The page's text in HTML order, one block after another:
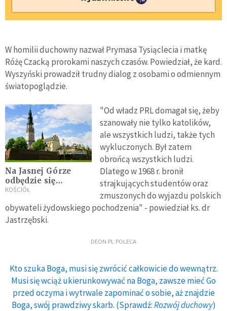
W homilii duchowny nazwał Prymasa Tysiąclecia i matkę
Różę Czacką prorokami naszych czasów. Powiedział, że kard.
Wyszyński prowadził trudny dialog z osobami o odmiennym
światopoglądzie.
Na Jasnej Górze
odbędzie się
narodowe
beatyfikację kard.
Wyszyńskiego
KOŚCIÓŁ
"Od władz PRL domagał się, żeby
szanowały nie tylko katolików,
ale wszystkich ludzi, także tych
wykluczonych. Był zatem
obrońcą wszystkich ludzi.
Dlatego w 1968 r. bronił
strajkujących studentów oraz
zmuszonych do wyjazdu polskich
obywateli żydowskiego pochodzenia" - powiedział ks. dr
Jastrzębski.
DEON.PL POLECA
Kto szuka Boga, musi się zwrócić całkowicie do wewnątrz.
Musi się wciąż ukierunkowywać na Boga, zawsze mieć Go
przed oczyma i wytrwale zapominać o sobie, aż znajdzie
Boga, swój prawdziwy skarb. (Sprawdź:Rozwój duchowy)